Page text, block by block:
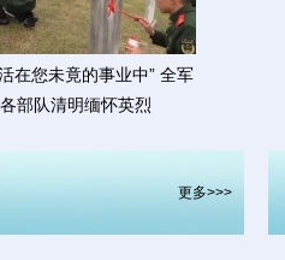
在您未竟的事业中” 全军
各部队清明缅怀英烈
更多>>>